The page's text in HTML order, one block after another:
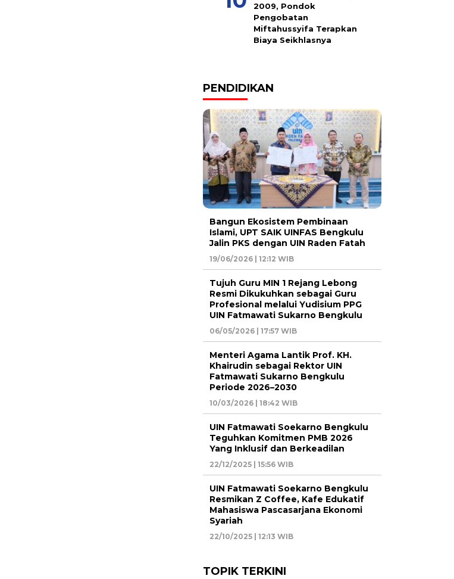
2009, Pondok
Pengobatan
Miftahussyifa Terapkan
Biaya Seikhlasnya
PENDIDIKAN
Bangun Ekosistem Pembinaan
Islami, UPT SAIK UINFAS Bengkulu
Jalin PKS dengan UIN Raden Fatah
19/06/2026 | 12:12 WIB
Tujuh Guru MIN 1 Rejang Lebong
Resmi Dikukuhkan sebagai Guru
Profesional melalui Yudisium PPG
UIN Fatmawati Sukarno Bengkulu
06/05/2026 | 17:57 WIB
Menteri Agama Lantik Prof. KH.
Khairudin sebagai Rektor UIN
Fatmawati Sukarno Bengkulu
Periode 2026–2030
10/03/2026 | 18:42 WIB
UIN Fatmawati Soekarno Bengkulu
Teguhkan Komitmen PMB 2026
Yang Inklusif dan Berkeadilan
22/12/2025 | 15:56 WIB
UIN Fatmawati Soekarno Bengkulu
Resmikan Z Coffee, Kafe Edukatif
Mahasiswa Pascasarjana Ekonomi
Syariah
22/10/2025 | 12:13 WIB
TOPIK TERKINI